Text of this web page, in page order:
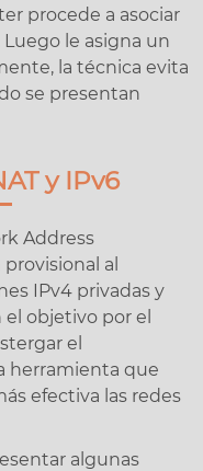
procede a asociar
Luego le asigna un
la técnica evita
se presentan
y IPv6
Address
al
IPv4 privadas y
objetivo por el
el
herramienta que
efectiva las redes
algunas